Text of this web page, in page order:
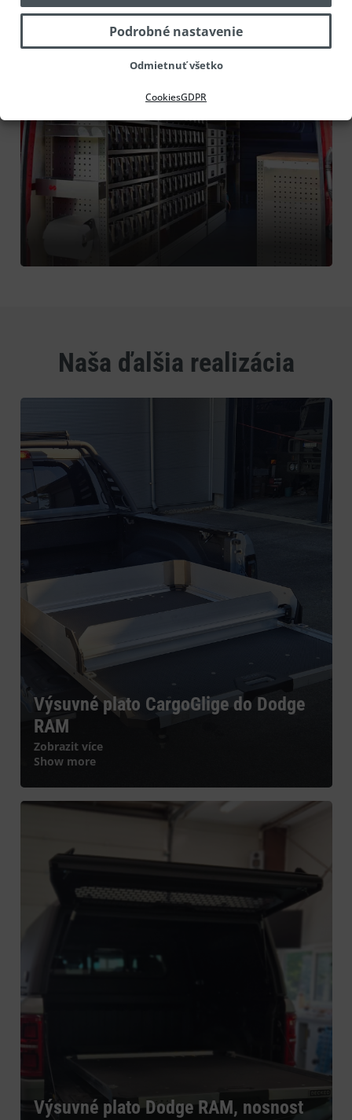
Odmietnuť všetko
Podrobné nastavenie
CookiesGDPR
Naša ďalšia realizácia
Výsuvné plato CargoGlige do Dodge
RAM
Zobrazit více
Show more
Výsuvné plato Dodge RAM, nosnost